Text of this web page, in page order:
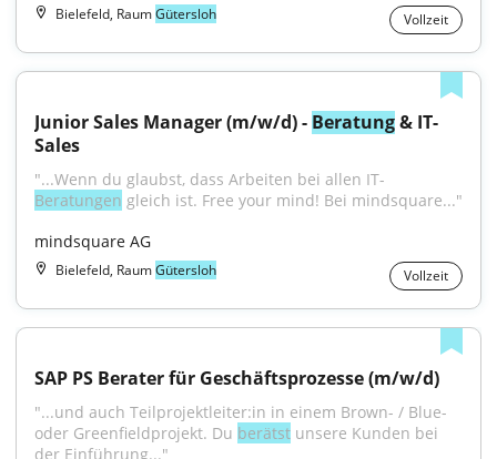
Bielefeld, RaumGütersloh Vollzeit
Junior Sales Manager (m/w/d) - Beratung & IT-
Sales
"...Wenn du glaubst, dass Arbeiten bei allen IT-
Beratungen gleich ist. Free your mind! Bei mindsquare..."
mindsquare AG
Bielefeld, RaumGütersloh Vollzeit
SAP PS Berater für Geschäftsprozesse (m/w/d)
"...und auch Teilprojektleiter:in in einem Brown- / Blue-
oder Greenfieldprojekt. Du berätst unsere Kunden bei
der Einführung..."